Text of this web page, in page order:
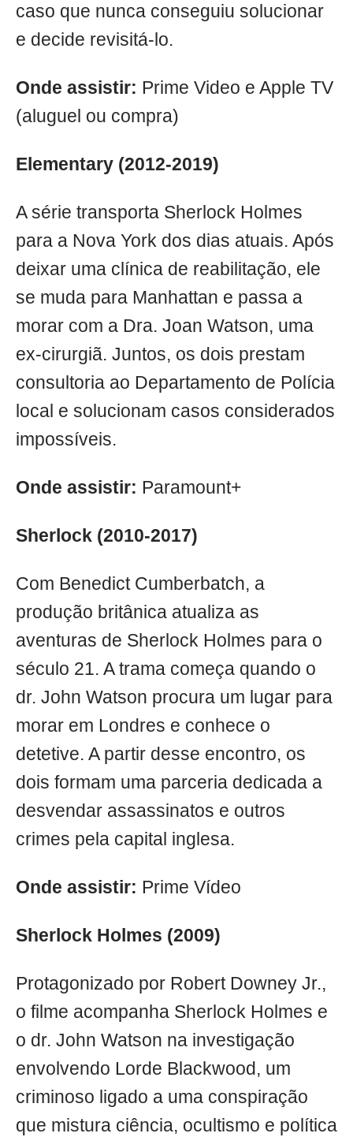
caso que nunca conseguiu solucionar
e decide revisitá-lo.
Onde assistir: Prime Video e Apple TV
(aluguel ou compra)
Elementary (2012-2019)
A série transporta Sherlock Holmes
para a Nova York dos dias atuais. Após
deixar uma clínica de reabilitação, ele
se muda para Manhattan e passa a
morar com a Dra. Joan Watson, uma
ex-cirurgiã. Juntos, os dois prestam
consultoria ao Departamento de Polícia
local e solucionam casos considerados
impossíveis.
Onde assistir: Paramount+
Sherlock (2010-2017)
Com Benedict Cumberbatch, a
produção britânica atualiza as
aventuras de Sherlock Holmes para o
século 21. A trama começa quando o
dr. John Watson procura um lugar para
morar em Londres e conhece o
detetive. A partir desse encontro, os
dois formam uma parceria dedicada a
desvendar assassinatos e outros
crimes pela capital inglesa.
Onde assistir: Prime Vídeo
Sherlock Holmes (2009)
Protagonizado por Robert Downey Jr.,
o filme acompanha Sherlock Holmes e
o dr. John Watson na investigação
envolvendo Lorde Blackwood, um
criminoso ligado a uma conspiração
que mistura ciência, ocultismo e política